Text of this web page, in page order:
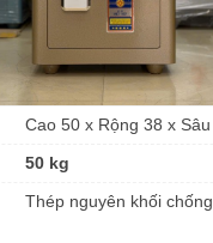
Cao 50 x Rộng 38 x
50 kg
Thép nguyên khối